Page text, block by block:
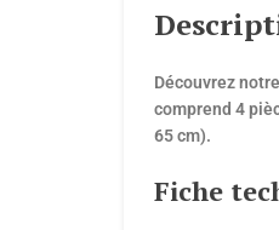
Découvrez
comprend 4
65 cm).
Fiche